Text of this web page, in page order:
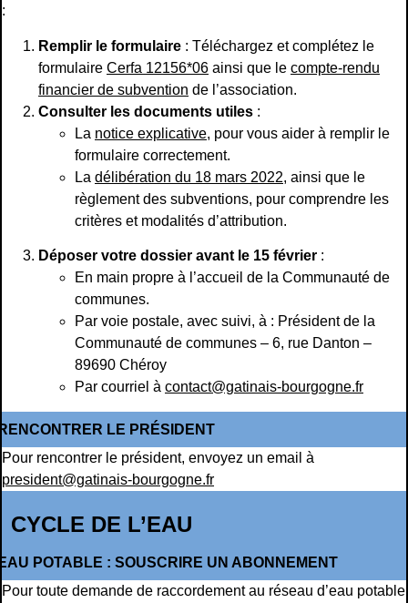
:
Remplir le formulaire : Téléchargez et complétez le
formulaire Cerfa 12156*06 ainsi que le compte-rendu
financier de subvention de l’association.
Consulter les documents utiles :
La notice explicative, pour vous aider à remplir le
formulaire correctement.
La délibération du 18 mars 2022, ainsi que le
règlement des subventions, pour comprendre les
critères et modalités d’attribution.
Déposer votre dossier avant le 15 février :
En main propre à l’accueil de la Communauté de
communes.
Par voie postale, avec suivi, à : Président de la
Communauté de communes – 6, rue Danton –
89690 Chéroy
Par courriel à contact@gatinais-bourgogne.fr
LE PRÉSIDENT
Pour rencontrer le président, envoyez un email à
president@gatinais-bourgogne.fr
CYCLE DE L’EAU
POTABLE : SOUSCRIRE UN ABONNEMENT
Pour toute demande de raccordement au réseau d’eau potable